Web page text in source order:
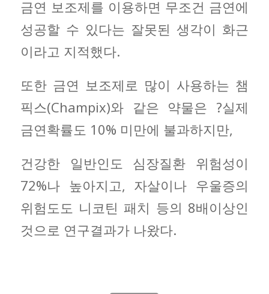
금연 보조제를 이용하면 무조건 금연에
성공할 수 있다는 잘못된 생각이 화근
이라고 지적했다.
또한 금연 보조제로 많이 사용하는 챔
픽스(Champix)와 같은 약물은 ?실제
금연확률도 10% 미만에 불과하지만,
건강한 일반인도 심장질환 위험성이
72%나 높아지고, 자살이나 우울증의
위험도도 니코틴 패치 등의 8배이상인
것으로 연구결과가 나왔다.